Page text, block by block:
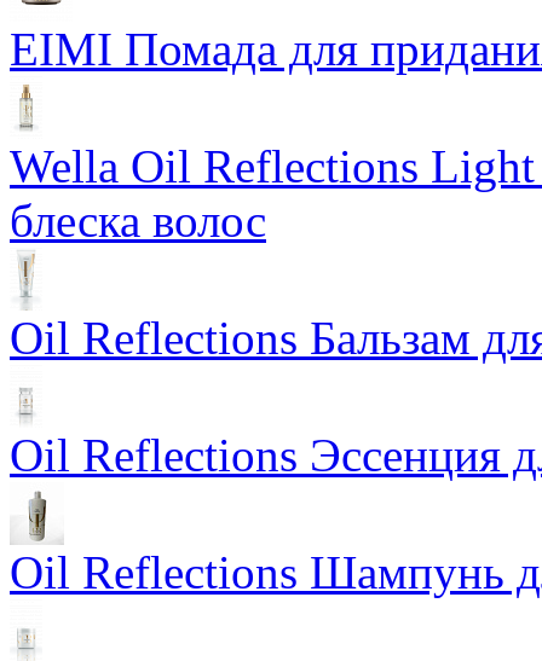
EIMI Помада для
Wella Oil Reflections
блеска волос
Oil Reflections Бальзам
Oil Reflections Эссенция
Oil Reflections Шампунь